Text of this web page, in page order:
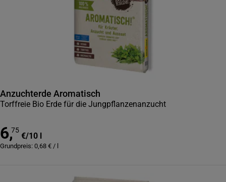
Anzuchterde Aromatisch
Torffreie Bio Erde für die Jungpflanzenanzucht
6,75
€/10 l
Grundpreis: 0,68 € /